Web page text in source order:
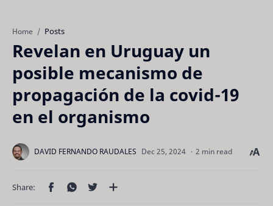
Home Posts
Revelan en Uruguay un
posible mecanismo de
propagación de la covid-19
en el organismo
2 min read